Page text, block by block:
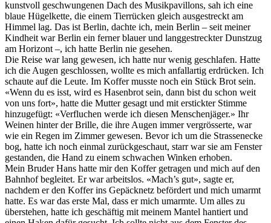
kunstvoll geschwungenen Dach des Musikpavillons, sah ich eine
blaue Hügelkette, die einem Tierrücken gleich ausgestreckt am
Himmel lag. Das ist Berlin, dachte ich, mein Berlin – seit meiner
Kindheit war Berlin ein ferner blauer und langgestreckter Dunstzug
am Horizont –, ich hatte Berlin nie gesehen.
Die Reise war lang gewesen, ich hatte nur wenig geschlafen. Hatte
ich die Augen geschlossen, wollte es mich anfallartig erdrücken. Ich
schaute auf die Leute. Im Koffer musste noch ein Stück Brot sein.
«Wenn du es isst, wird es Hasenbrot sein, dann bist du schon weit
von uns fort», hatte die Mutter gesagt und mit erstickter Stimme
hinzugefügt: «Verfluchen werde ich diesen Menschenjäger.» Ihr
Weinen hinter der Brille, die ihre Augen immer vergrösserte, war
wie ein Regen im Zimmer gewesen. Bevor ich um die Strassenecke
bog, hatte ich noch einmal zurückgeschaut, starr war sie am Fenster
gestanden, die Hand zu einem schwachen Winken erhoben.
Mein Bruder Hans hatte mir den Koffer getragen und mich auf den
Bahnhof begleitet. Er war arbeitslos. «Mach’s gut», sagte er,
nachdem er den Koffer ins Gepäcknetz befördert und mich umarmt
hatte. Es war das erste Mal, dass er mich umarmte. Um alles zu
überstehen, hatte ich geschäftig mit meinem Mantel hantiert und